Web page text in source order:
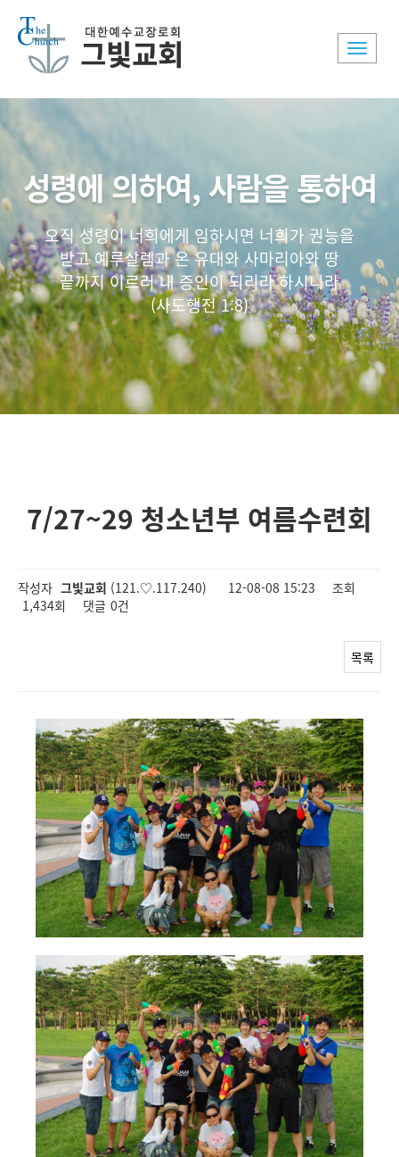
Toggle
성령에 의하여, 사람을 통하여
오직 성령이 너희에게 임하시면 너희가 권능을
받고 예루살렘과 온 유대와 사마리아와 땅
끝까지 이르러 내 증인이 되리라 하시니라
(사도행전 1:8)
7/27~29 청소년부 여름수련회
작성자 그빛교회 (121.♡.117.240) 12-08-08 15:23
조회
1,434회
댓글 0건
목록